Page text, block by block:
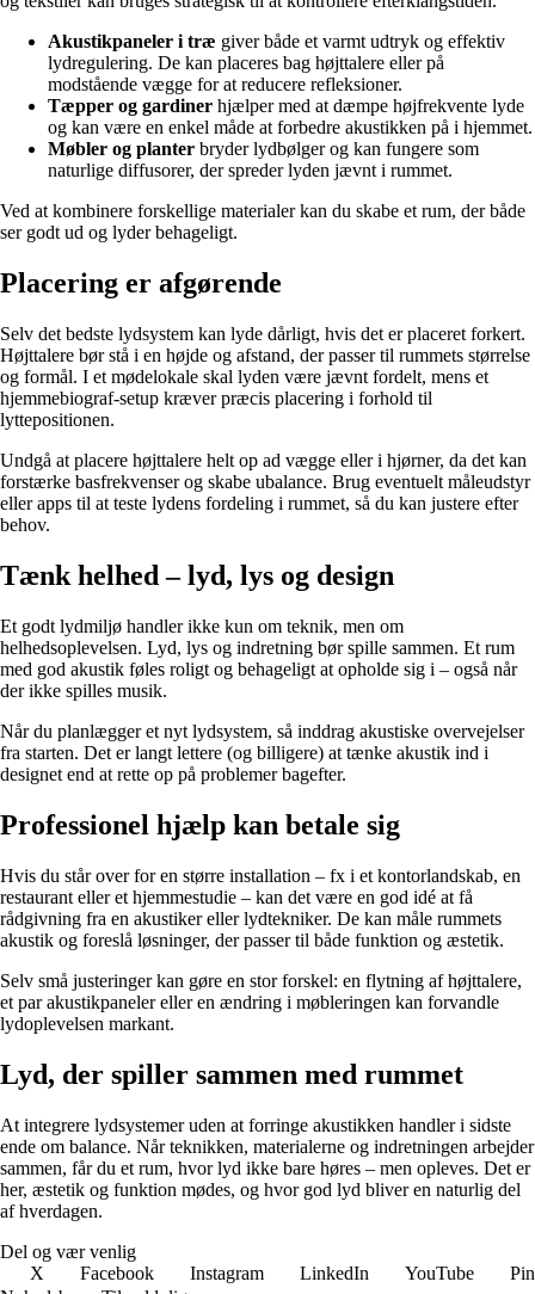
Akustikpaneler i træ giver både et varmt udtryk og effektiv
lydregulering. De kan placeres bag højttalere eller på
modstående vægge for at reducere refleksioner.
Tæpper og gardiner hjælper med at dæmpe højfrekvente lyde
og kan være en enkel måde at forbedre akustikken på i hjemmet.
Møbler og planter bryder lydbølger og kan fungere som
naturlige diffusorer, der spreder lyden jævnt i rummet.
Ved at kombinere forskellige materialer kan du skabe et rum, der både
ser godt ud og lyder behageligt.
Placering er afgørende
Selv det bedste lydsystem kan lyde dårligt, hvis det er placeret forkert.
Højttalere bør stå i en højde og afstand, der passer til rummets størrelse
og formål. I et mødelokale skal lyden være jævnt fordelt, mens et
hjemmebiograf-setup kræver præcis placering i forhold til
lyttepositionen.
Undgå at placere højttalere helt op ad vægge eller i hjørner, da det kan
forstærke basfrekvenser og skabe ubalance. Brug eventuelt måleudstyr
eller apps til at teste lydens fordeling i rummet, så du kan justere efter
behov.
Tænk helhed – lyd, lys og design
Et godt lydmiljø handler ikke kun om teknik, men om
helhedsoplevelsen. Lyd, lys og indretning bør spille sammen. Et rum
med god akustik føles roligt og behageligt at opholde sig i – også når
der ikke spilles musik.
Når du planlægger et nyt lydsystem, så inddrag akustiske overvejelser
fra starten. Det er langt lettere (og billigere) at tænke akustik ind i
designet end at rette op på problemer bagefter.
Professionel hjælp kan betale sig
Hvis du står over for en større installation – fx i et kontorlandskab, en
restaurant eller et hjemmestudie – kan det være en god idé at få
rådgivning fra en akustiker eller lydtekniker. De kan måle rummets
akustik og foreslå løsninger, der passer til både funktion og æstetik.
Selv små justeringer kan gøre en stor forskel: en flytning af højttalere,
et par akustikpaneler eller en ændring i møbleringen kan forvandle
lydoplevelsen markant.
Lyd, der spiller sammen med rummet
At integrere lydsystemer uden at forringe akustikken handler i sidste
ende om balance. Når teknikken, materialerne og indretningen arbejder
sammen, får du et rum, hvor lyd ikke bare høres – men opleves. Det er
her, æstetik og funktion mødes, og hvor god lyd bliver en naturlig del
af hverdagen.
Del og vær venlig
X
Facebook Instagram LinkedIn YouTube